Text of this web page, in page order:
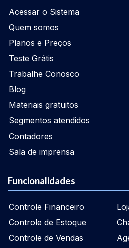
Acessar o Sistema
Quem somos
Planos e Preços
Teste Grátis
Trabalhe Conosco
Blog
Materiais gratuitos
Segmentos atendidos
Contadores
Sala de imprensa
Funcionalidades
Controle Financeiro
Controle de Estoque
Controle de Vendas